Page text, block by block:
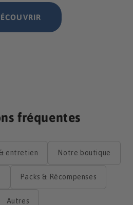
fréquentes
entretien Notre boutique
Packs & Récompenses
Autres